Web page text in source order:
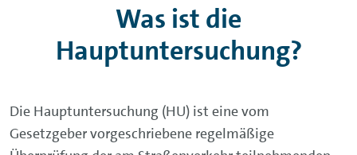
Was ist die
Hauptuntersuchung?
Die Hauptuntersuchung (HU) ist eine vom
Gesetzgeber vorgeschriebene regelmäßige